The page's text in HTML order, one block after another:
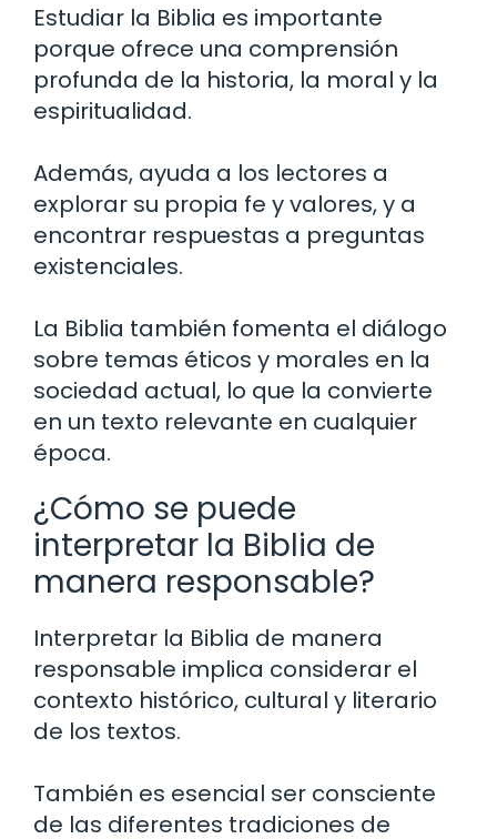
Estudiar la Biblia es importante
porque ofrece una comprensión
profunda de la historia, la moral y la
espiritualidad.
Además, ayuda a los lectores a
explorar su propia fe y valores, y a
encontrar respuestas a preguntas
existenciales.
La Biblia también fomenta el diálogo
sobre temas éticos y morales en la
sociedad actual, lo que la convierte
en un texto relevante en cualquier
época.
¿Cómo se puede
interpretar la Biblia de
manera responsable?
Interpretar la Biblia de manera
responsable implica considerar el
contexto histórico, cultural y literario
de los textos.
También es esencial ser consciente
de las diferentes tradiciones de